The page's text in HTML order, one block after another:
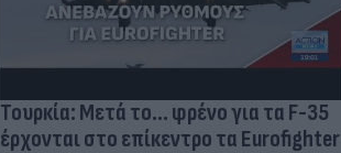
Τουρκία: Μετά το... φρένο για τα F-35
έρχονται στο επίκεντρο τα Eurofighter